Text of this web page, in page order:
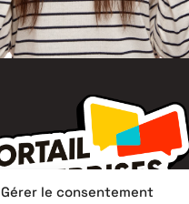
Gérer le consentement